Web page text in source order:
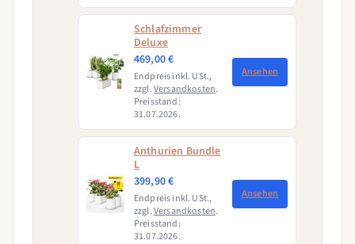
Schlafzimmer
Deluxe
469,00 €
Endpreis inkl. USt.,
zzgl.Versandkosten.
Preisstand:
31.07.2026.
Ansehen
Anthurien Bundle
L
399,90 €
Endpreis inkl. USt.,
zzgl.Versandkosten.
Preisstand:
31.07.2026.
Ansehen